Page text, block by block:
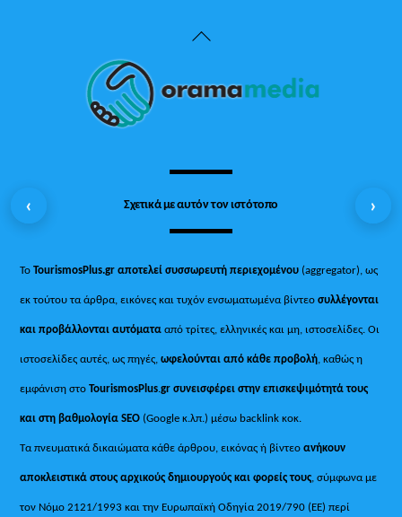
Back
Top
Σχετικά με αυτόν τον ιστότοπο
ΤοTourismosPlus.gr αποτελεί συσσωρευτή περιεχομένου (aggregator), ως
εκ τούτου τα άρθρα, εικόνες και τυχόν ενσωματωμένα βίντεοσυλλέγονται
και προβάλλονται αυτόματααπό τρίτες, ελληνικές και μη, ιστοσελίδες. Οι
ιστοσελίδες αυτές, ως πηγές,ωφελούνται από κάθε προβολή, καθώς η
εμφάνιση στοTourismosPlus.gr συνεισφέρει στην επισκεψιμότητά τους
και στη βαθμολογία SEO (Google κ.λπ.) μέσω backlink κοκ.
Τα πνευματικά δικαιώματα κάθε άρθρου, εικόνας ή βίντεοανήκουν
αποκλειστικά στους αρχικούς δημιουργούς και φορείς τους, σύμφωνα με
τον Νόμο 2121/1993 και την Ευρωπαϊκή Οδηγία 2019/790 (ΕΕ) περί
‹ ›